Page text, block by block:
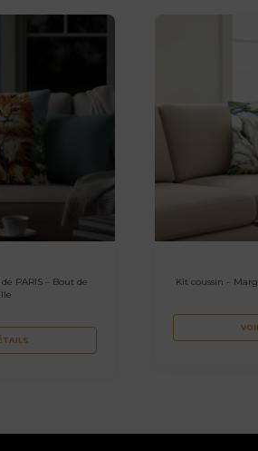
PARIS – Bout de
Kit coussin –